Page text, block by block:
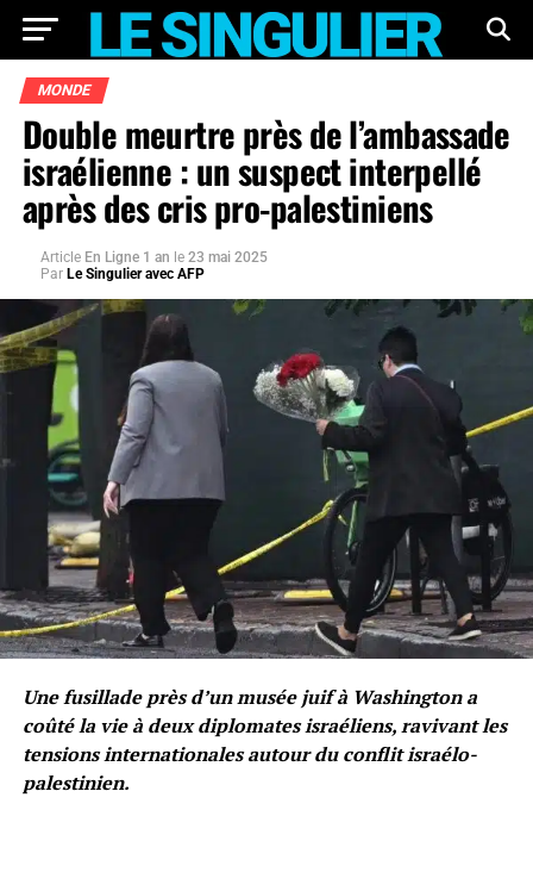
MONDE
Double meurtre près de l’ambassade
israélienne : un suspect interpellé
après des cris pro-palestiniens
Article En Ligne 1 an le 23 mai 2025
Par Le Singulier avec AFP
Une fusillade près d’un musée juif à Washington a
coûté la vie à deux diplomates israéliens, ravivant les
tensions internationales autour du conflit israélo-
palestinien.